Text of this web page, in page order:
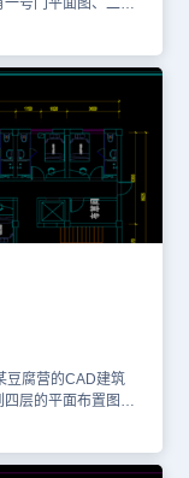
号门平面图、二号
官网了解更多有关
商业用途。
豆腐营的CAD建筑
层的平面布置图。
习资料，切勿用于商